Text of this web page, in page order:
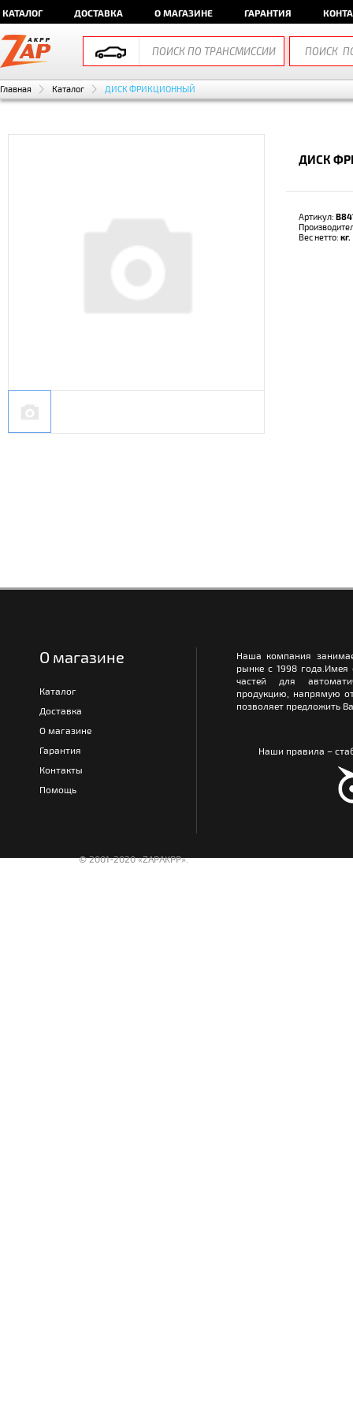
КАТАЛОГ ДОСТАВКА О МАГАЗИНЕ ГАРАНТИЯ
Главная Каталог ДИСК ФРИКЦИОННЫЙ
ДИСК
Артикул:
Вес нетто: кг.
О магазине
Каталог
Доставка
О магазине
Гарантия
Контакты
Помощь
Наша компания
рынке с 1998
частей для
продукцию, напрямую
позволяет предложить
Наши правила –
© 2001-2020 «ZAPAKPP».